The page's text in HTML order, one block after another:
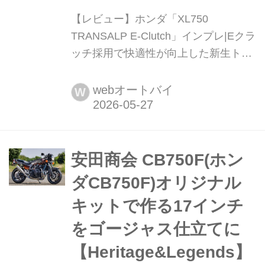
【レビュー】ホンダ「XL750
TRANSALP E-Clutch」インプレ|Eクラ
ッチ採用で快適性が向上した新生トラ
デル「XL750 TRANSALP」に、新た
にEクラッチ搭載モデルが登場。クラ
力強さと軽快なハンドリングはそのま
まに、オンロードからダート走行まで
楽しめる1台に仕上がっている。気に
なる乗...
W webオートバイ
安田商会 CB750F(ホン
ダCB750F)オリジナル
キットで作る17インチ
をゴージャス仕立てに
【Heritage&Legends】